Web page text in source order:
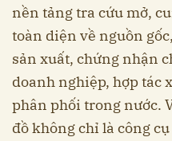
nền tảng tra cứu mở,
toàn diện về nguồn
sản xuất, chứng nhận
doanh nghiệp, hợp tác
phân phối trong nước.
đồ không chỉ là công